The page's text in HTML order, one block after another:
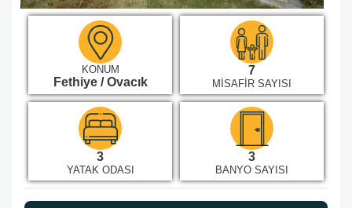
KONUM
Fethiye / Ovacık
7
MISAFIR SAYISI
3
YATAK ODASI
3
BANYO SAYISI